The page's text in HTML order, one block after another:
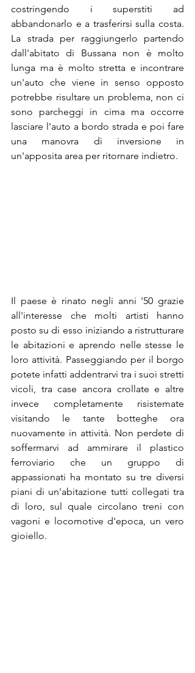
costringendo i superstiti ad
abbandonarlo e a trasferirsi sulla costa.
La strada per raggiungerlo partendo
dall'abitato di Bussana non è molto
lunga ma è molto stretta e incontrare
un'auto che viene in senso opposto
potrebbe risultare un problema, non ci
sono parcheggi in cima ma occorre
lasciare l'auto a bordo strada e poi fare
una manovra di inversione in
un'apposita area per ritornare indietro.
Il paese è rinato negli anni '50 grazie
all'interesse che molti artisti hanno
posto su di esso iniziando a ristrutturare
le abitazioni e aprendo nelle stesse le
loro attività. Passeggiando per il borgo
potete infatti addentrarvi tra i suoi stretti
vicoli, tra case ancora crollate e altre
invece completamente risistemate
visitando le tante botteghe ora
nuovamente in attività. Non perdete di
soffermarvi ad ammirare il plastico
ferroviario che un gruppo di
appassionati ha montato su tre diversi
piani di un'abitazione tutti collegati tra
di loro, sul quale circolano treni con
vagoni e locomotive d'epoca, un vero
gioiello.